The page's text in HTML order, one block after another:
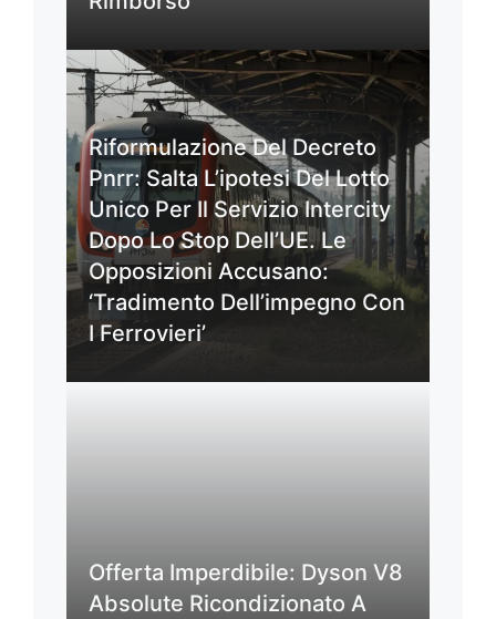
Riformulazione Del Decreto
Pnrr: Salta L’ipotesi Del Lotto
Unico Per Il Servizio Intercity
Dopo Lo Stop Dell’UE. Le
Opposizioni Accusano:
‘Tradimento Dell’impegno Con
I Ferrovieri’
Offerta Imperdibile: Dyson V8
Absolute Ricondizionato A